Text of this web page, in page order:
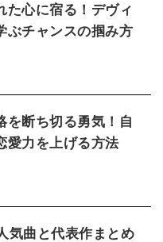
た心に宿る！デヴィ
ぶチャンスの掴み方
を断ち切る勇気！自
愛力を上げる方法
気曲と代表作まとめ